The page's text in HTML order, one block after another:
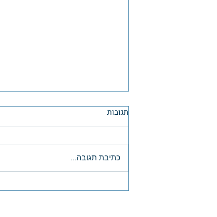
היתרונות של הדפסת צ'קים
תגובות
כתיבת תגובה...